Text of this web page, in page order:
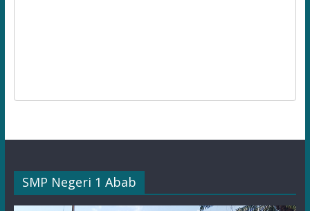
SMP Negeri 1 Abab